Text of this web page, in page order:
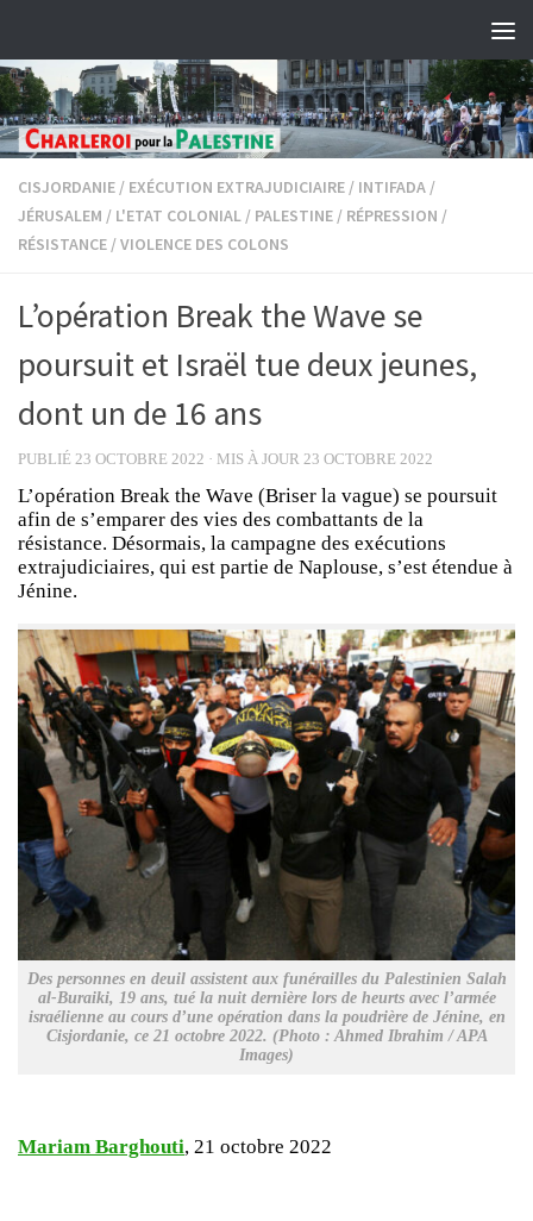
CISJORDANIE / EXÉCUTION EXTRAJUDICIAIRE / INTIFADA /
JÉRUSALEM / L'ETAT COLONIAL / PALESTINE / RÉPRESSION /
RÉSISTANCE /VIOLENCE DES COLONS
L’opération Break the Wave se
poursuit et Israël tue deux jeunes,
dont un de 16 ans
PUBLIÉ 23 OCTOBRE 2022 · MIS À JOUR 23 OCTOBRE 2022
L’opération Break the Wave (Briser la vague) se poursuit
afin de s’emparer des vies des combattants de la
résistance. Désormais, la campagne des exécutions
extrajudiciaires, qui est partie de Naplouse, s’est étendue à
Jénine.
Des personnes en deuil assistent aux funérailles du Palestinien Salah
al-Buraiki, 19 ans, tué la nuit dernière lors de heurts avec l’armée
israélienne au cours d’une opération dans la poudrière de Jénine, en
Cisjordanie, ce 21 octobre 2022. (Photo : Ahmed Ibrahim / APA
Images)
Mariam Barghouti, 21 octobre 2022